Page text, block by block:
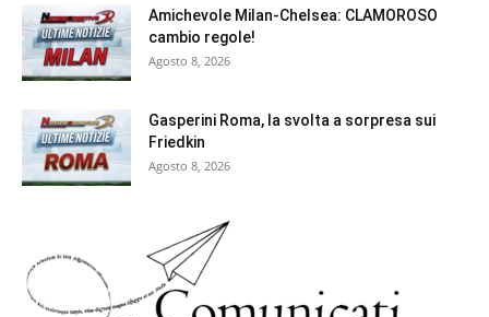
Amichevole Milan-Chelsea: CLAMOROSO
cambio regole!
Agosto 8, 2026
Gasperini Roma, la svolta a sorpresa sui
Friedkin
Agosto 8, 2026